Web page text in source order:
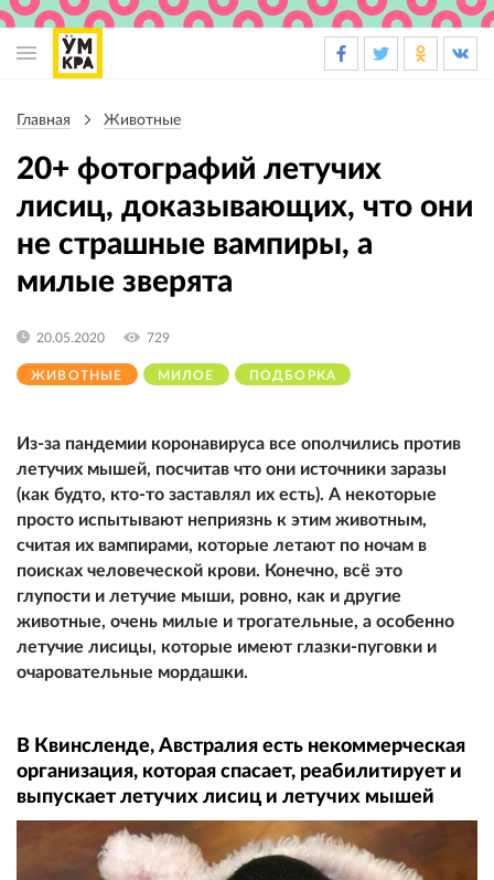
навигация
навигации
Главная Животные
20+ фотографий летучих
лисиц, доказывающих, что они
не страшные вампиры, а
милые зверята
ЖИВОТНЫЕ МИЛОЕ ПОДБОРКА
20.05.2020 729
Из-за пандемии коронавируса все ополчились против
летучих мышей, посчитав что они источники заразы
(как будто, кто-то заставлял их есть). А некоторые
просто испытывают неприязнь к этим животным,
считая их вампирами, которые летают по ночам в
поисках человеческой крови. Конечно, всё это
глупости и летучие мыши, ровно, как и другие
животные, очень милые и трогательные, а особенно
летучие лисицы, которые имеют глазки-пуговки и
очаровательные мордашки.
В Квинсленде, Австралия есть некоммерческая
организация, которая спасает, реабилитирует и
выпускает летучих лисиц и летучих мышей